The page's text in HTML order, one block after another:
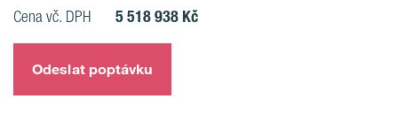
Cena vč. DPH 5 518 938 Kč
Odeslat poptávku